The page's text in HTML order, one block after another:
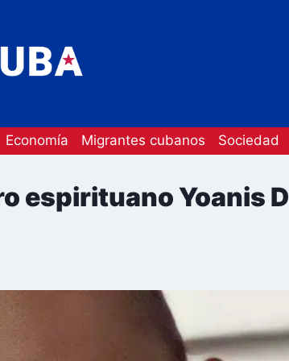
Economía Migrantes cubanos Sociedad
espirituano Yoanis